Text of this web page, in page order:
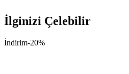
İlginizi Çelebilir
İndirim-20%